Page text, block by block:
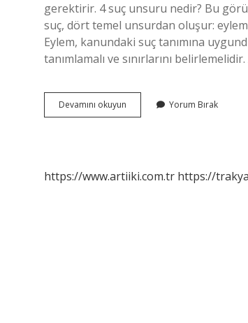
gerektirir. 4 suç unsuru nedir? Bu
suç, dört temel unsurdan oluşur:
Eylem, kanundaki suç tanımına
tanımlamalı ve sınırlarını
Devamını okuyun
Ve
Açıkça
Yorum Bırak
https://www.artiiki.com.tr https://